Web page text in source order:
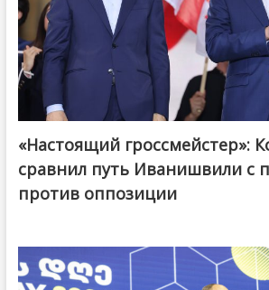
@ქართული ოცნება / Georgian Dream
«Настоящий гроссмейстер»:
сравнил путь Иванишвили с
против оппозиции